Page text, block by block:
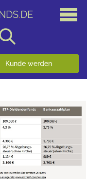
.DE
Kunde werden